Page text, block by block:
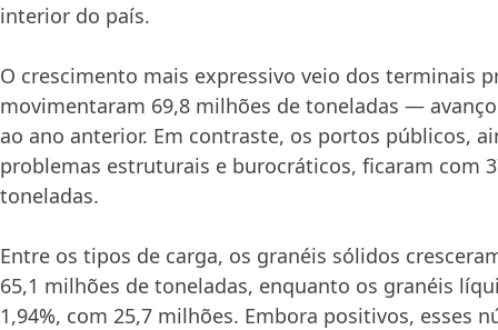
interior do país.
O crescimento mais expressivo veio dos terminais
movimentaram 69,8 milhões de toneladas —
ao ano anterior. Em contraste, os portos públicos,
problemas estruturais e burocráticos, ficaram com
toneladas.
Entre os tipos de carga, os granéis sólidos
65,1 milhões de toneladas, enquanto os granéis
1,94%, com 25,7 milhões. Embora positivos, esses